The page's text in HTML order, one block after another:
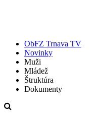
ObFZ Trnava TV
Novinky
Muži
Mládež
Štruktúra
Dokumenty